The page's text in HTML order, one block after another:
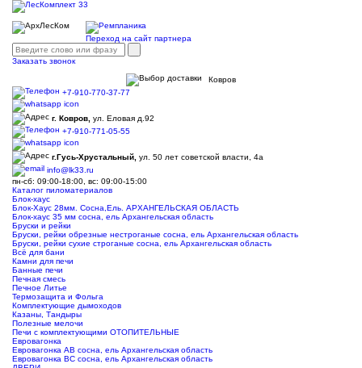
Переход на сайт партнера
Заказать звонок
Ковров
+7-910-770-37-77
г. Ковров, ул. Еловая д.92
+7-910-771-05-55
г.Гусь-Хрустальный, ул. 50 лет советской власти, 4а
info@lk33.ru
пн-сб: 09:00-18:00, вс: 09:00-15:00
Каталог пиломатериалов
Блок-хаус
Блок-Хаус 28мм. Сосна,Ель. АРХАНГЕЛЬСКАЯ ОБЛАСТЬ
Блок-хаус 35 мм сосна, ель Архангельская область
Бруски и рейки
Бруски, рейки обрезные нестроганые сосна, ель Архангельская область
Бруски, рейки сухие строганые сосна, ель Архангельская область
Всё для бани
Камни для печи
Банные печи
Печная смесь
Печное Литье
Термозащита и Фольга
Комплектующие дымоходов
Казаны, Тандыры
Полезные мелочи
Печи с комплектующими ОТОПИТЕЛЬНЫЕ
Евровагонка
Евровагонка АВ сосна, ель Архангельская область
Евровагонка ВС сосна, ель Архангельская область